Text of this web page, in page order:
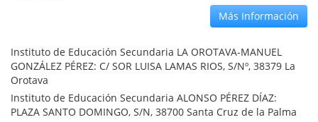
Más Información
Instituto de Educación Secundaria LA OROTAVA-MANUEL
GONZÁLEZ PÉREZ: C/ SOR LUISA LAMAS RIOS, S/Nº, 38379 La
Orotava
Instituto de Educación Secundaria ALONSO PÉREZ DÍAZ:
PLAZA SANTO DOMINGO, S/N, 38700 Santa Cruz de la Palma